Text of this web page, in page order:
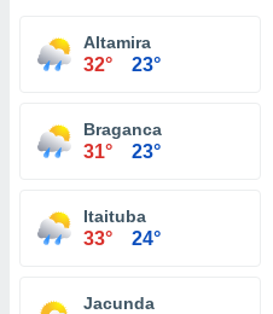
Altamira
32° 23°
Braganca
31° 23°
Itaituba
33° 24°
Jacunda